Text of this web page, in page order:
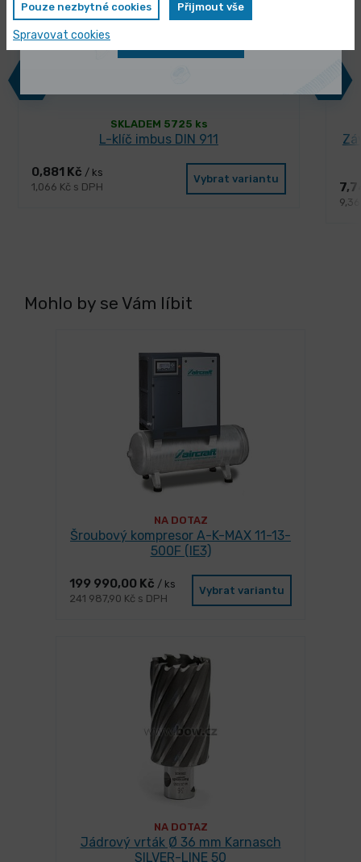
SKLADEM 5725 ks
L-klíč imbus DIN 911
0,881 Kč / ks
1,066 Kč s DPH
Vybrat variantu
Mohlo by se Vám líbit
NA DOTAZ
Šroubový kompresor A-K-MAX 11-13-
500F (IE3)
199 990,00 Kč / ks
241 987,90 Kč s DPH
Vybrat variantu
NA DOTAZ
Jádrový vrták Ø 36 mm Karnasch
SILVER-LINE 50
Pouze nezbytné cookies Přijmout vše
Spravovat cookies